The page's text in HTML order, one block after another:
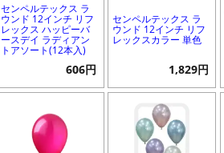
センペルテックス ラ
ウンド 12インチ リフ
レックス ハッピーバ
ースデイ ラディアン
トアソート(12本入)
606円
センペルテックス ラ
ウンド 12インチ リフ
レックスカラー 単色
1,829円